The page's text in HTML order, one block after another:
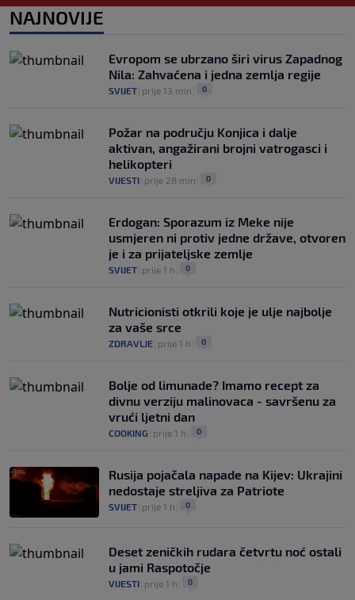
0
nisu pozvali na ostavku
NOGOMET 7. aug. 0
NAJNOVIJE
Evropom se ubrzano širi virus Zapadnog
Nila: Zahvaćena i jedna zemlja regije
SVIJET prije 13 min 0
Požar na području Konjica i dalje
aktivan, angažirani brojni vatrogasci i
helikopteri
VIJESTI prije 28 min 0
Erdogan: Sporazum iz Meke nije
usmjeren ni protiv jedne države, otvoren
je i za prijateljske zemlje
SVIJET prije 1 h 0
Nutricionisti otkrili koje je ulje najbolje
za vaše srce
ZDRAVLJE prije 1 h 0
Bolje od limunade? Imamo recept za
divnu verziju malinovaca - savršenu za
vrući ljetni dan
COOKING prije 1 h 0
Rusija pojačala napade na Kijev: Ukrajini
nedostaje streljiva za Patriote
SVIJET prije 1 h 0
Deset zeničkih rudara četvrtu noć ostali
u jami Raspotočje
VIJESTI prije 1 h 0